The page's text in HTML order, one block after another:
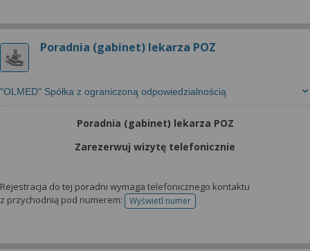
Poradnia (gabinet) lekarza POZ
"OLMED" Spółka z ograniczoną odpowiedzialnością
Poradnia (gabinet) lekarza POZ
Zarezerwuj wizytę telefonicznie
Rejestracja do tej poradni wymaga telefonicznego kontaktu
z przychodnią pod numerem:
Wyświetl numertelefonu do rejestracji